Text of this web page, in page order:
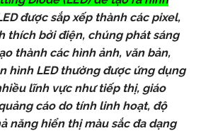
được sắp xếp thành các pixel,
thích bởi điện, chúng phát sáng
thành các hình ảnh, văn bản,
hình LED thường được ứng dụng
lĩnh vực như tiếp thị, giáo
cáo do tính linh hoạt, độ
năng hiển thị màu sắc đa dạng